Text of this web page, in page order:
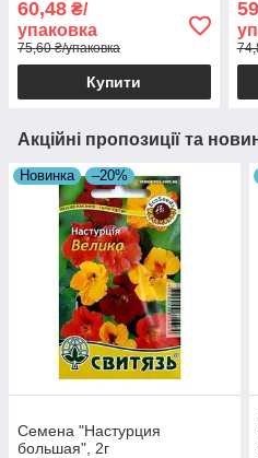
60,48 ₴/
упаковка
75,60 ₴/упаковка
Купити
Акційні пропозиції та
Новинка –20%
Семена "Настурция
большая", 2г